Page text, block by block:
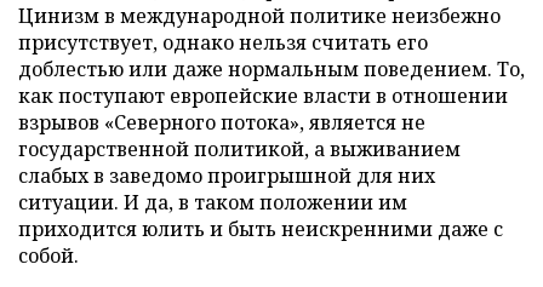
Цинизм в международной политике неизбежно
присутствует, однако нельзя считать его
доблестью или даже нормальным поведением. То,
как поступают европейские власти в отношении
взрывов «Северного потока», является не
государственной политикой, а выживанием
слабых в заведомо проигрышной для них
ситуации. И да, в таком положении им
приходится юлить и быть неискренними даже с
собой.